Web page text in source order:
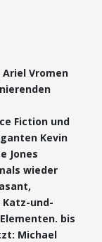
Ariel Vromen
Fiction und
Kevin
Jones
wieder
und-
bis
Michael